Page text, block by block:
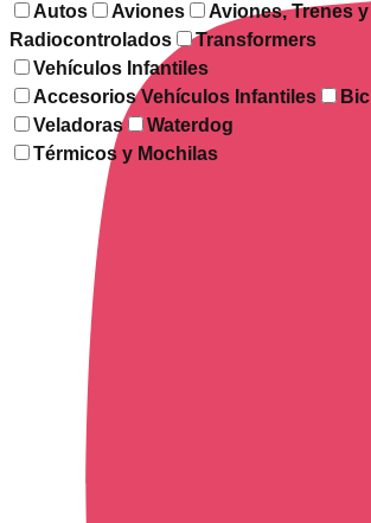
Autos
Aviones Aviones, Trenes
Radiocontrolados
Transformers
Vehículos Infantiles
Accesorios Vehículos Infantiles
Veladoras
Waterdog
Térmicos y Mochilas